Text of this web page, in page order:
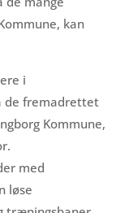
kan
i
de fremadrettet
Kommune,
med
løse